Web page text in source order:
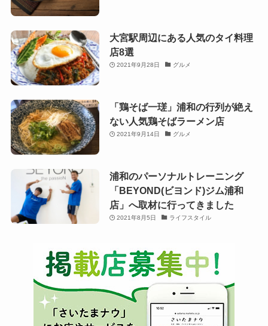
大宮駅周辺にある人気のタイ料理
店8選
2021年9月28日 グルメ
「鶏そば一瑳」浦和の行列が絶え
ない人気鶏そばラーメン店
2021年9月14日 グルメ
浦和のパーソナルトレーニング
「BEYOND(ビヨンド)ジム浦和
店」へ取材に行ってきました
2021年8月5日 ライフスタイル